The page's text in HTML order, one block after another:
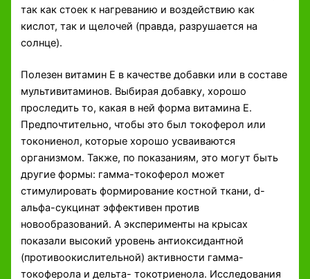
так как стоек к нагреванию и воздействию как
кислот, так и щелочей (правда, разрушается на
солнце).
Полезен витамин Е в качестве добавки или в составе
мультивитаминов. Выбирая добавку, хорошо
проследить то, какая в ней форма витамина Е.
Предпочтительно, чтобы это был токоферол или
токониенол, которые хорошо усваиваются
организмом. Также, по показаниям, это могут быть
другие формы: гамма-токоферол может
стимулировать формирование костной ткани, d-
альфа-сукцинат эффективен против
новообразований. А эксперименты на крысах
показали высокий уровень антиоксидантной
(противоокислительной) активности гамма-
токоферола и дельта- токотриенола. Исследования